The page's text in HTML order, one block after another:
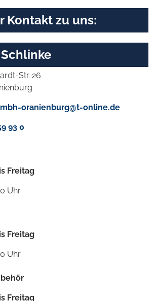
Kontakt zu uns:
Str. 26
oranienburg@t-online.de
93 0
Freitag
Uhr
Freitag
Uhr
Freitag